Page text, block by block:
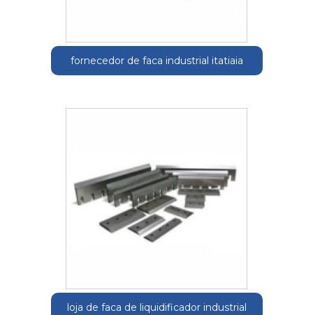
fornecedor de faca industrial itatiaia
loja de faca de liquidificador industrial